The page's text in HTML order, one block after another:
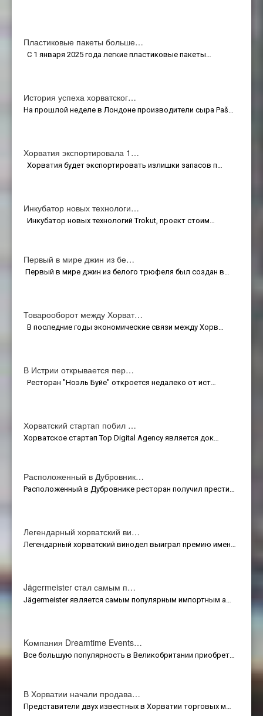
Пластиковые пакеты больше…
С 1 января 2025 года легкие пластиковые пакеты…
История успеха хорватског…
На прошлой неделе в Лондоне производители сыра Paš…
Хорватия экспортировала 1…
Хорватия будет экспортировать излишки запасов п…
Инкубатор новых технологи…
Инкубатор новых технологий Trokut, проект стоим…
Первый в мире джин из бе…
Первый в мире джин из белого трюфеля был создан в…
Товарооборот между Хорват…
В последние годы экономические связи между Хорв…
В Истрии открывается пер…
Ресторан "Ноэль Буйе" откроется недалеко от ист…
Хорватский стартап побил …
Хорватское стартап Top Digital Agency является док…
Расположенный в Дубровник…
Расположенный в Дубровнике ресторан получил прести…
Легендарный хорватский ви…
Легендарный хорватский винодел выиграл премию имен…
Jägermeister cтал самым п…
Jägermeister является самым популярным импортным а…
Kомпания Dreamtime Events…
Все большую популярность в Великобритании приобрет…
В Хорватии начали продава…
Представители двух известных в Хорватии торговых м…